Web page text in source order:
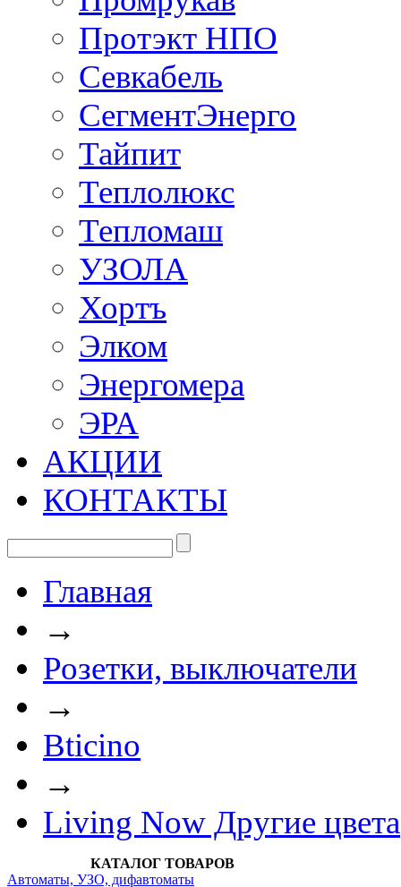
Протэкт НПО
Севкабель
СегментЭнерго
Тайпит
Теплолюкс
Тепломаш
УЗОЛА
Хортъ
Элком
Энергомера
ЭРА
АКЦИИ
КОНТАКТЫ
Главная
→
Розетки, выключатели
→
Bticino
→
Living Now Другие цвета
КАТАЛОГ ТОВАРОВ
Автоматы, УЗО, дифавтоматы